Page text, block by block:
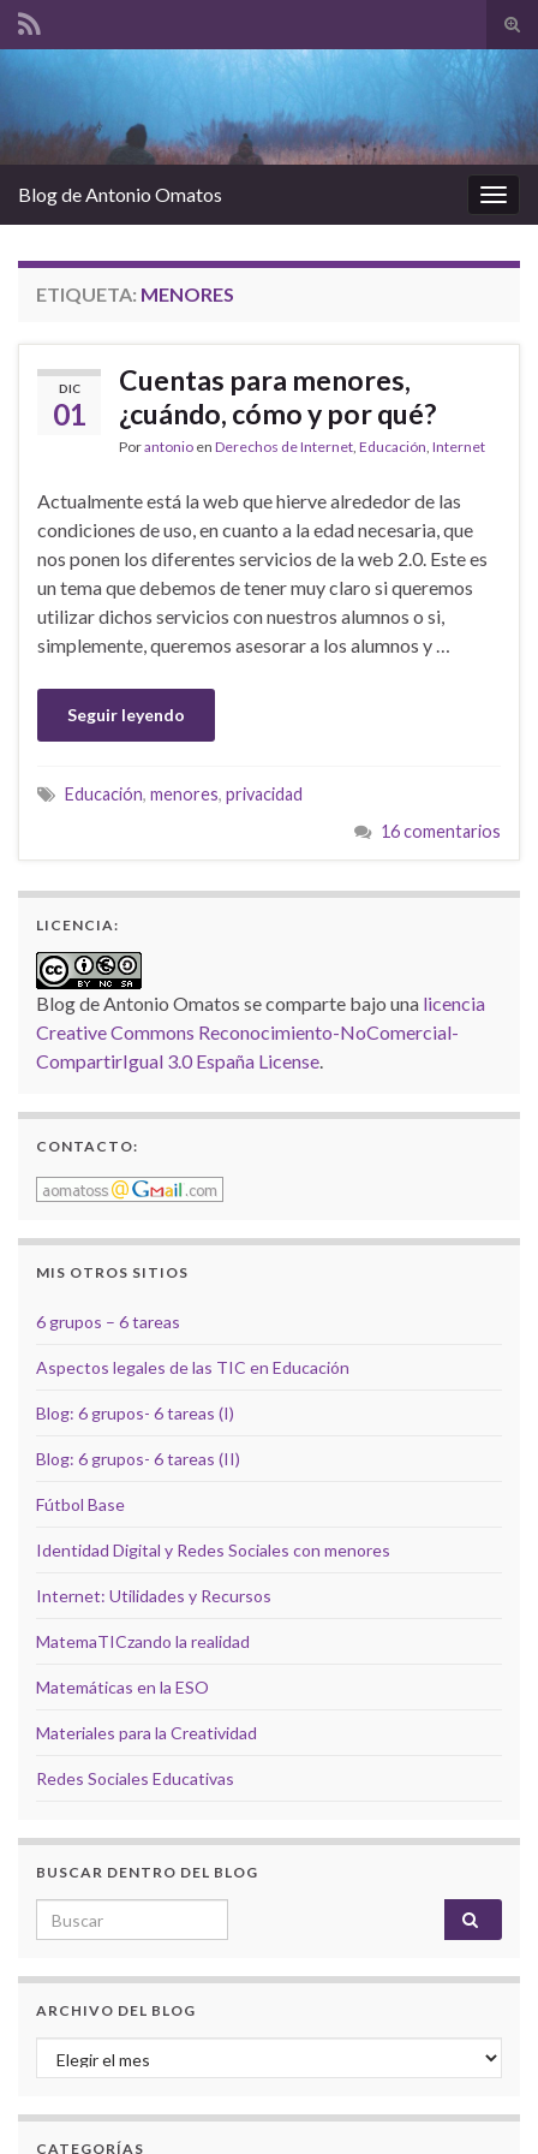
el
la
Blog de Antonio Omatos
ETIQUETA: MENORES
DIC
01
Cuentas para menores,
¿cuándo, cómo y por qué?
Porantonio en Derechos de Internet Educación Internet
Actualmente está la web que hierve alrededor de las
condiciones de uso, en cuanto a la edad necesaria, que
nos ponen los diferentes servicios de la web 2.0. Este es
un tema que debemos de tener muy claro si queremos
utilizar dichos servicios con nuestros alumnos o si,
simplemente, queremos asesorar a los alumnos y …
Seguir leyendo
Educación, menores, privacidad
16 comentarios
LICENCIA:
Blog de Antonio Omatos se comparte bajo una licencia
Creative Commons Reconocimiento-NoComercial-
CompartirIgual 3.0 España License
CONTACTO:
MIS OTROS SITIOS
6 grupos – 6 tareas
Aspectos legales de las TIC en Educación
Blog: 6 grupos- 6 tareas (I)
Blog: 6 grupos- 6 tareas (II)
Fútbol Base
Identidad Digital y Redes Sociales con menores
Internet: Utilidades y Recursos
MatemaTICzando la realidad
Matemáticas en la ESO
Materiales para la Creatividad
Redes Sociales Educativas
BUSCAR DENTRO DEL BLOG
Search for:
ARCHIVO DEL BLOG
Archivo del Blog
CATEGORÍAS